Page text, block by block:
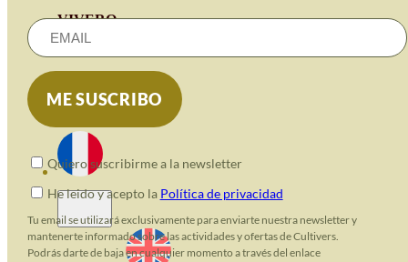
VIVERO
CONTACT
Quiero suscribirme a la newsletter
He leido y acepto la Política de privacidad
Tu email se utilizará exclusivamente para enviarte nuestra newsletter y
mantenerte informado sobre las actividades y ofertas de Cultivers.
Podrás darte de baja en cualquier momento a través del enlace